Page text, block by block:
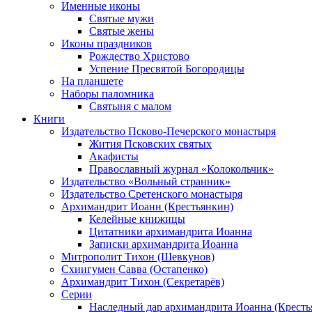
Именные иконы
Святые мужи
Святые жены
Иконы праздников
Рождество Христово
Успение Пресвятой Богородицы
На планшете
Наборы паломника
Святыня с малом
Книги
Издательство Псково-Печерского монастыря
Жития Псковских святых
Акафисты
Православный журнал «Колокольчик»
Издательство «Вольный странник»
Издательство Сретенского монастыря
Архимандрит Иоанн (Крестьянкин)
Келейные книжицы
Цитатники архимандрита Иоанна
Записки архимандрита Иоанна
Митрополит Тихон (Шевкунов)
Схиигумен Савва (Остапенко)
Архимандрит Тихон (Секретарёв)
Серии
Наследный дар архимандрита Иоанна